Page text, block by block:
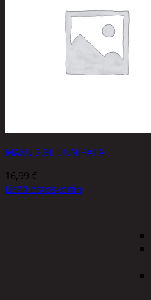
MAKU 2,9L UUNIPATA
16,99 €
Lisää ostoskoriin